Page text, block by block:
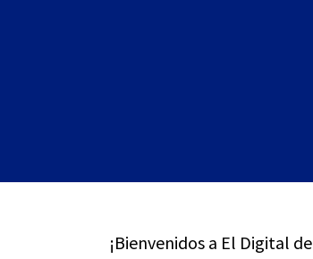
¡Bienvenidos a El Digital